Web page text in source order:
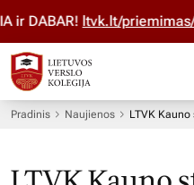
DABAR!ltvk.lt/priemimas/
Pradinis Naujienos LTVK